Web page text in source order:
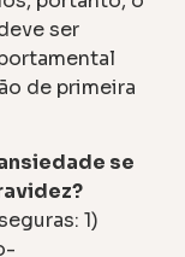
ser
de primeira
se
1)